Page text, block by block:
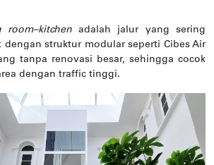
room–kitchenadalah jalur yang sering
struktur modular seperti Cibes Air
tanpa renovasi besar, sehingga cocok
dengan traffic tinggi.